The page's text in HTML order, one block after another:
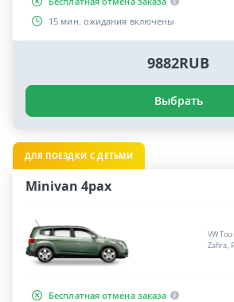
15 мин. ожидания включены
9882RUB
Выбрать
ДЛЯ ПОЕЗДКИ С ДЕТЬМИ
Minivan 4pax
VW
Zafira,
Бесплатная отмена заказа